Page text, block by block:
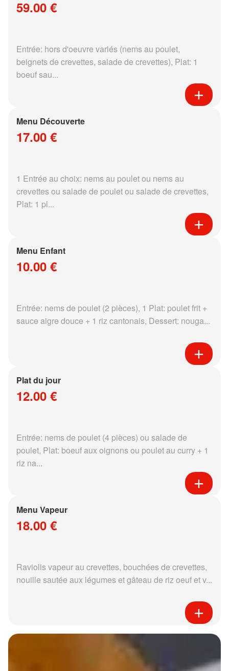
59.00 €
Entrée: hors d'oeuvre variés (nems au poulet,
beignets de crevettes, salade de crevettes), Plat: 1
boeuf sau...
Menu Découverte
17.00 €
1 Entrée au choix: nems au poulet ou nems au
crevettes ou salade de poulet ou salade de crevettes,
Plat: 1 pl...
Menu Enfant
10.00 €
Entrée: nems de poulet (2 pièces), 1 Plat: poulet frit +
sauce aigre douce + 1 riz cantonais, Dessert: nouga...
Plat du jour
12.00 €
Entrée: nems de poulet (4 pièces) ou salade de
poulet, Plat: boeuf aux oignons ou poulet au curry + 1
riz na...
Menu Vapeur
18.00 €
Raviolis vapeur au crevettes, bouchées de crevettes,
nouille sautée aux légumes et gâteau de riz oeuf et v...